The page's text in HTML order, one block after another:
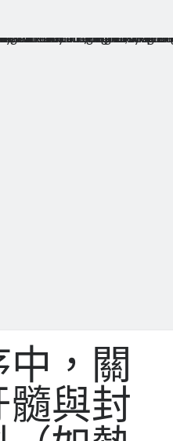
，關
與封